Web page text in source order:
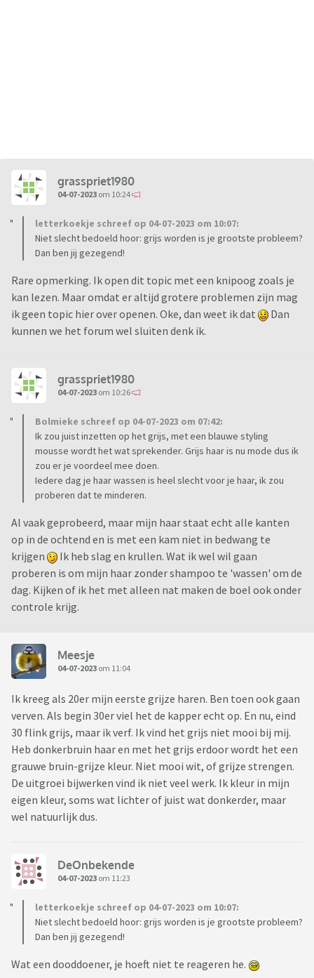
grasspriet1980
04-07-2023 om 10:24
letterkoekje schreef op 04-07-2023 om 10:07:
Niet slecht bedoeld hoor: grijs worden is je grootste probleem?
Dan ben jij gezegend!
Rare opmerking. Ik open dit topic met een knipoog zoals je
kan lezen. Maar omdat er altijd grotere problemen zijn mag
ik geen topic hier over openen. Oke, dan weet ik dat
Dan
kunnen we het forum wel sluiten denk ik.
grasspriet1980
04-07-2023 om 10:26
Bolmieke schreef op 04-07-2023 om 07:42:
Ik zou juist inzetten op het grijs, met een blauwe styling
mousse wordt het wat sprekender. Grijs haar is nu mode dus ik
zou er je voordeel mee doen.
Iedere dag je haar wassen is heel slecht voor je haar, ik zou
proberen dat te minderen.
Al vaak geprobeerd, maar mijn haar staat echt alle kanten
op in de ochtend en is met een kam niet in bedwang te
krijgen
Ik heb slag en krullen. Wat ik wel wil gaan
proberen is om mijn haar zonder shampoo te 'wassen' om de
dag. Kijken of ik het met alleen nat maken de boel ook onder
controle krijg.
Meesje
04-07-2023 om 11:04
Ik kreeg als 20er mijn eerste grijze haren. Ben toen ook gaan
verven. Als begin 30er viel het de kapper echt op. En nu, eind
30 flink grijs, maar ik verf. Ik vind het grijs niet mooi bij mij.
Heb donkerbruin haar en met het grijs erdoor wordt het een
grauwe bruin-grijze kleur. Niet mooi wit, of grijze strengen.
De uitgroei bijwerken vind ik niet veel werk. Ik kleur in mijn
eigen kleur, soms wat lichter of juist wat donkerder, maar
wel natuurlijk dus.
DeOnbekende
04-07-2023 om 11:23
letterkoekje schreef op 04-07-2023 om 10:07:
Niet slecht bedoeld hoor: grijs worden is je grootste probleem?
Dan ben jij gezegend!
Wat een dooddoener, je hoeft niet te reageren he.